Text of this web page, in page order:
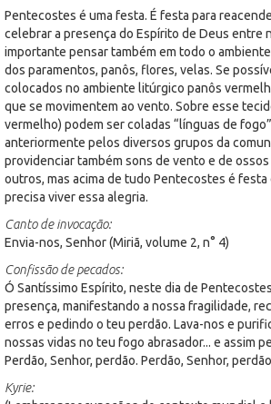
Pentecostes é uma festa. É festa para
celebrar a presença do Espírito de Deus entre
importante pensar também em todo o
dos paramentos, panôs, flores, velas. Se
colocados no ambiente litúrgico panôs
que se movimentem ao vento. Sobre esse
vermelho) podem ser coladas “línguas de
anteriormente pelos diversos grupos da
providenciar também sons de vento e de
outros, mas acima de tudo Pentecostes é festa
precisa viver essa alegria.
Canto de invocação:
Envia-nos, Senhor (Miriã, volume 2, n° 4)
Confissão de pecados:
Ó Santíssimo Espírito, neste dia de
presença, manifestando a nossa fragilidade,
erros e pedindo o teu perdão. Lava-nos e
nossas vidas no teu fogo abrasador... e assim
Perdão, Senhor, perdão. Perdão, Senhor,
Kyrie: